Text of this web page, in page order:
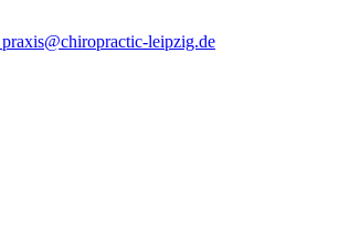
praxis@chiropractic-leipzig.de